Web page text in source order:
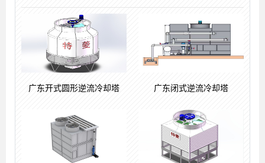
广东开式圆形逆流冷却塔 广东闭式逆流冷却塔